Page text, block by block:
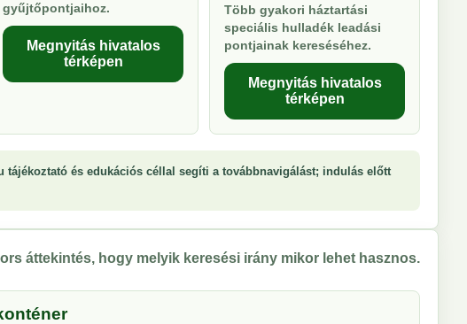
gyűjtőpontjaihoz.
Megnyitás hivatalos
térképen
Több gyakori háztartási
speciális hulladék leadási
pontjainak kereséséhez.
Megnyitás hivatalos
térképen
és edukációs céllal segíti a továbbnavigálást; indulás előtt
áttekintés, hogy melyik keresési irány mikor lehet hasznos.